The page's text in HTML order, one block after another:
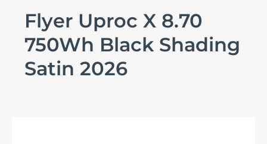
Flyer Uproc X 8.70
750Wh Black Shading
Satin 2026